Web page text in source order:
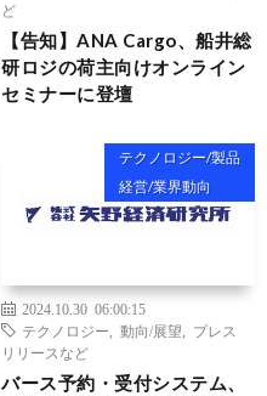
ど
【告知】ANA Cargo、船井総
研ロジの荷主向けオンライン
セミナーに登壇
テクノロジー/製品
経営/業界動向
2024.10.30 06:00:15
テクノロジー
動向/展望
プレス
リリースなど
バース予約・受付システム、